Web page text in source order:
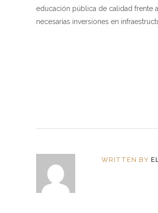
educación pública de calidad frente
necesarias inversiones en
WRITTEN BY